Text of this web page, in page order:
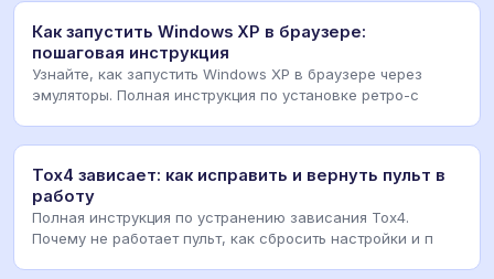
Как запустить Windows XP в браузере:
пошаговая инструкция
Узнайте, как запустить Windows XP в браузере через
эмуляторы. Полная инструкция по установке ретро-с
Tox4 зависает: как исправить и вернуть пульт в
работу
Полная инструкция по устранению зависания Tox4.
Почему не работает пульт, как сбросить настройки и п